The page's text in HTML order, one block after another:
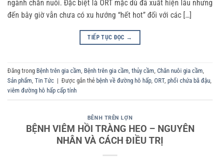
ngành chăn nuôi. Đặc biệt là ORT mặc dù đã xuất hiện lâu nhưng
đến bây giờ vẫn chưa có xu hướng “hết hot” đối với các […]
TIẾP TỤC ĐỌC →
Đăng trong Bệnh trên gia cầm, Bệnh trên gia cầm, thủy cầm, Chăn nuôi gia cầm,
Sản phẩm, Tin Tức | Được gắn thẻ bệnh về đường hô hấp, ORT, phổi chứa bã đậu,
viêm đường hô hấp cấp tính
BÊNH TRÊN LỢN
BỆNH VIÊM HỒI TRÀNG HEO – NGUYÊN
NHÂN VÀ CÁCH ĐIỀU TRỊ